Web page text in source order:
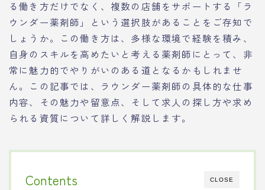
る働き方だけでなく、複数の店舗をサポートする「ラ
ウンダー薬剤師」という選択肢があることをご存知で
しょうか。この働き方は、多様な環境で経験を積み、
自身のスキルを高めたいと考える薬剤師にとって、非
常に魅力的でやりがいのある道となるかもしれませ
ん。この記事では、ラウンダー薬剤師の具体的な仕事
内容、その魅力や留意点、そして求人の探し方や求め
られる資質について詳しく解説します。
CLOSE
Contents